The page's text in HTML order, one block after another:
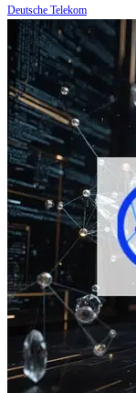
Deutsche Telekom